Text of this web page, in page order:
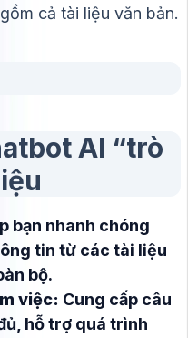
cả tài liệu văn bản.
AI “trò
bạn nhanh chóng
tin từ các tài liệu
bộ.
việc: Cung cấp câu
hỗ trợ quá trình